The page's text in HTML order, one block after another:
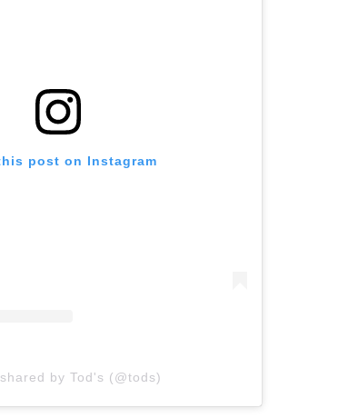
post on Instagram
by Tod's (@tods)